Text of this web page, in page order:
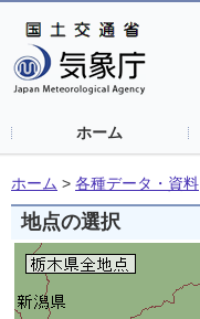
ホーム
ホーム > 各種データ・資料
地点の選択